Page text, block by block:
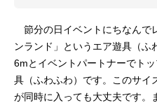
節分の日イベントにちなんで
ンランド」というエア遊具（ふ
6mとイベントパートナーでト
具（ふわふわ）です。このサイ
が同時に入っても大丈夫です。